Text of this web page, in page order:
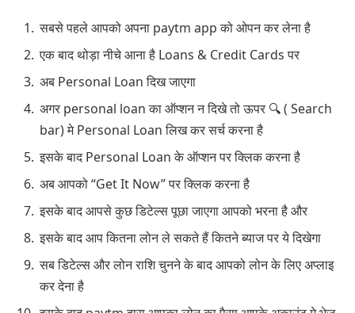
सबसे पहले आपको अपना paytm app को ओपन कर लेना है
एक बाद थोड़ा नीचे आना है Loans & Credit Cards पर
अब Personal Loan दिख जाएगा
अगर personal loan का ऑप्शन न दिखे तो ऊपर 🔍 ( Search
bar) मे Personal Loan लिख कर सर्च करना है
इसके बाद Personal Loan के ऑप्शन पर क्लिक करना है
अब आपको “Get It Now” पर क्लिक करना है
इसके बाद आपसे कुछ डिटेल्स पूछा जाएगा आपको भरना है और
इसके बाद आप कितना लोन ले सकते हैं कितने ब्याज पर ये दिखेगा
सब डिटेल्स और लोन राशि चुनने के बाद आपको लोन के लिए अप्लाइ
कर देना है